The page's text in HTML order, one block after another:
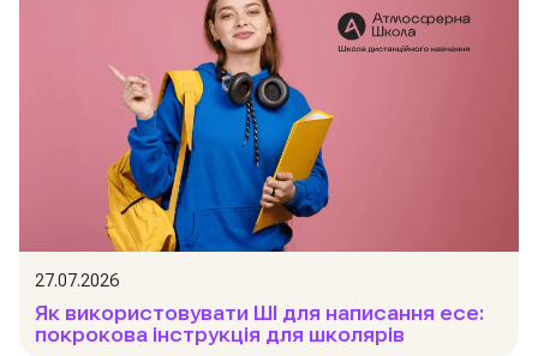
27.07.2026
Як використовувати ШІ для написання есе:
покрокова інструкція для школярів